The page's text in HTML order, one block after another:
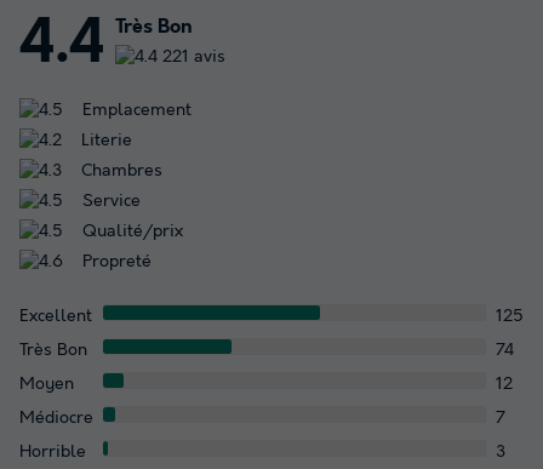
4.4 Très Bon
221 avis
Emplacement
Literie
Chambres
Service
Qualité/prix
Propreté
Excellent
125
Très Bon
74
Moyen
12
Médiocre
7
Horrible
3